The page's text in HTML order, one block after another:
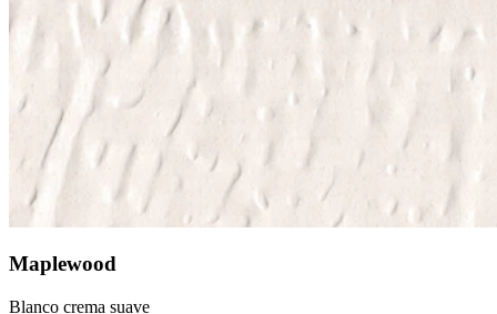
Maplewood
Blanco crema suave